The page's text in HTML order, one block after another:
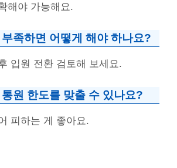
해야 가능해요.
족하면 어떻게 해야 하나요?
입원 전환 검토해 보세요.
원 한도를 맞출 수 있나요?
피하는 게 좋아요.